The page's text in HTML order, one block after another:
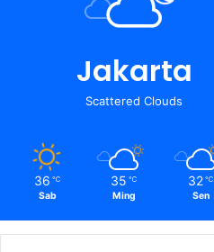
Jakarta
Scattered Clouds
36 ℃
Sab
35 ℃
Ming
32 ℃
Sen